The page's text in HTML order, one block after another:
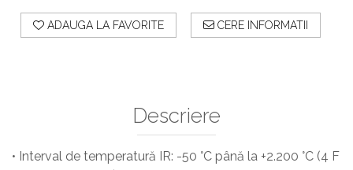
Pulberi De Stingere
Sisteme De Avertizare
ADAUGA LA FAVORITE CERE INFORMATII
Descriere
• Interval de temperatură IR: -50 °C până la +2.200 °C (4 F